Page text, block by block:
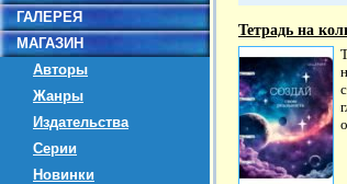
ГАЛЕРЕЯ
МАГАЗИН
Авторы
Жанры
Издательства
Серии
Новинки
Тетрадь на